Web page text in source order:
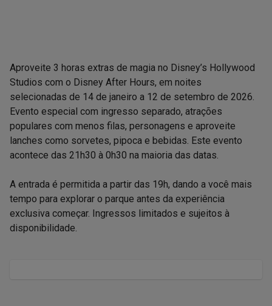
Aproveite 3 horas extras de magia no Disney’s Hollywood
Studios com o Disney After Hours, em noites
selecionadas de 14 de janeiro a 12 de setembro de 2026.
Evento especial com ingresso separado, atrações
populares com menos filas, personagens e aproveite
lanches como sorvetes, pipoca e bebidas. Este evento
acontece das 21h30 à 0h30 na maioria das datas.
A entrada é permitida a partir das 19h, dando a você mais
tempo para explorar o parque antes da experiência
exclusiva começar. Ingressos limitados e sujeitos à
disponibilidade.